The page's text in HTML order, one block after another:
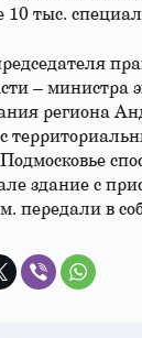
тыс.
– министра
региона
здание с
передали в